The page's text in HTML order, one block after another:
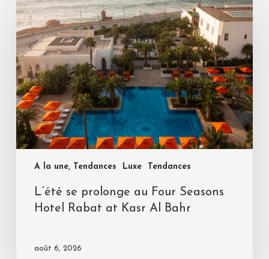
A la une, Tendances Luxe Tendances
L’été se prolonge au Four Seasons
Hotel Rabat at Kasr Al Bahr
août 6, 2026